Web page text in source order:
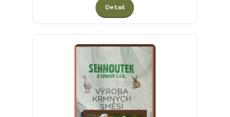
Detail